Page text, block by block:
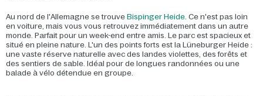
Au nord de l'Allemagne se trouve Bispinger Heide. Ce n'est pas loin
en voiture, mais vous vous retrouvez immédiatement dans un autre
monde. Parfait pour un week-end entre amis. Le parc est spacieux et
situé en pleine nature. L'un des points forts est la Lüneburger Heide :
une vaste réserve naturelle avec des landes violettes, des forêts et
des sentiers de sable. Idéal pour de longues randonnées ou une
balade à vélo détendue en groupe.